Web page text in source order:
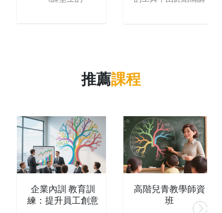
推薦課程
企業內訓 教育訓
練：提升員工創意
高階兒青教學師資
班